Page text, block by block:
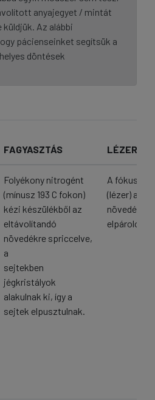
anyajegyet / mintát
Az alábbi
pácienseinket segítsük a
döntések
FAGYASZTÁS LÉZER
Folyékony nitrogént
(mínusz 193 C fokon)
kézi készülékből az
eltávolítandó
növedékre spriccelve,
a
sejtekben
jégkristályok
alakulnak ki, így a
sejtek elpusztulnak.
A
(lézer) az
növedékre